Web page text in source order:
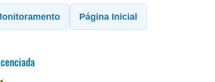
Página Inicial